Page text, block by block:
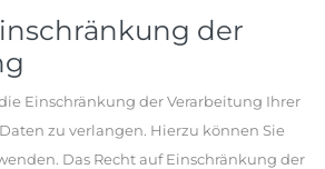
der
Einschränkung der Verarbeitung Ihrer
zu verlangen. Hierzu können Sie
Das Recht auf Einschränkung der